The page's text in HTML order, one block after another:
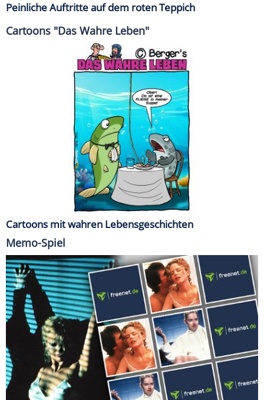
Peinliche Auftritte auf dem roten Teppich
Cartoons "Das Wahre Leben"
Cartoons mit wahren Lebensgeschichten
Memo-Spiel